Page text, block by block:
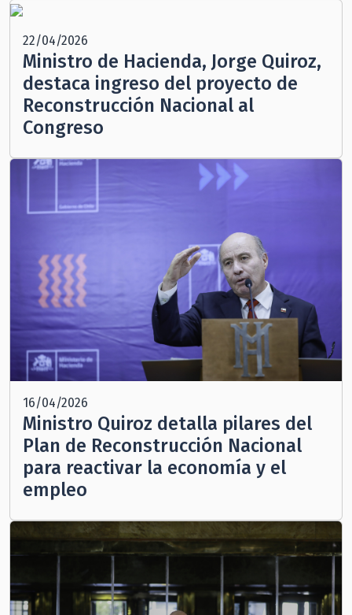
22/04/2026
Ministro de Hacienda, Jorge Quiroz,
destaca ingreso del proyecto de
Reconstrucción Nacional al
Congreso
16/04/2026
Ministro Quiroz detalla pilares del
Plan de Reconstrucción Nacional
para reactivar la economía y el
empleo